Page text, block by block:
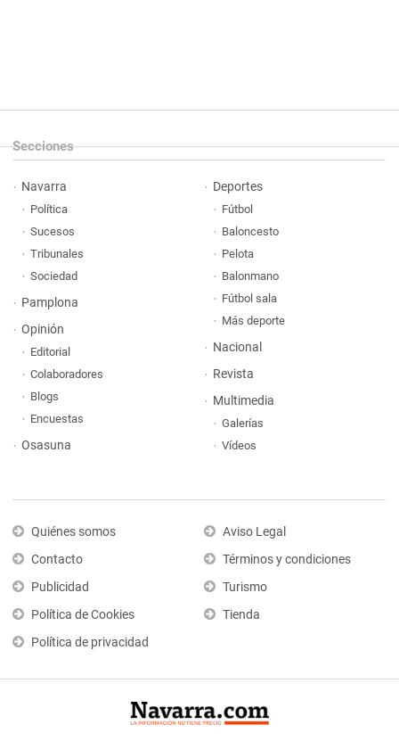
Secciones
Navarra
Política
Sucesos
Tribunales
Sociedad
Pamplona
Opinión
Editorial
Colaboradores
Blogs
Encuestas
Osasuna
Deportes
Fútbol
Baloncesto
Pelota
Balonmano
Fútbol sala
Más deporte
Nacional
Revista
Multimedia
Galerías
Vídeos
Quiénes somos
Contacto
Publicidad
Política de Cookies
Política de privacidad
Aviso Legal
Términos y condiciones
Turismo
Tienda